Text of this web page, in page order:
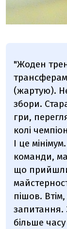
"Жоден
(жартую).
збори.
гри,
колі
І це
команди,
що
пішов. Втім,
запитання.
більше